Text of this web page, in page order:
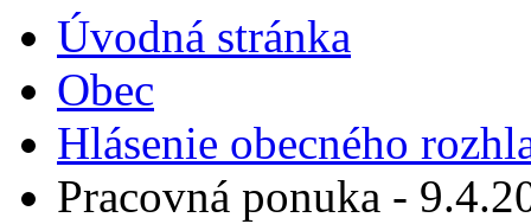
Úvodná stránka
Obec
Hlásenie obecného
Pracovná ponuka -